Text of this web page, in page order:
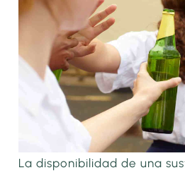
La disponibilidad de una